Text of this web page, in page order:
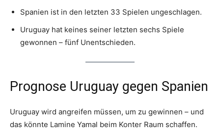
Spanien ist in den letzten 33 Spielen ungeschlagen.
Uruguay hat keines seiner letzten sechs Spiele
gewonnen – fünf Unentschieden.
Prognose Uruguay gegen Spanien
Uruguay wird angreifen müssen, um zu gewinnen – und
das könnte Lamine Yamal beim Konter Raum schaffen.